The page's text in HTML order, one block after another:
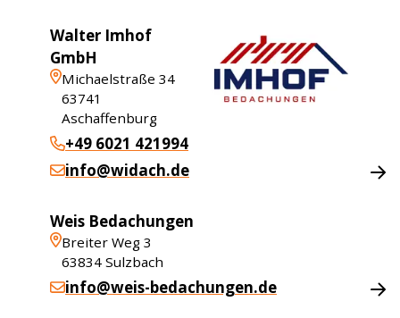
Walter Imhof
GmbH
Michaelstraße 34
63741
Aschaffenburg
+49 6021 421994
info@widach.de
Weis Bedachungen
Breiter Weg 3
63834 Sulzbach
info@weis-bedachungen.de